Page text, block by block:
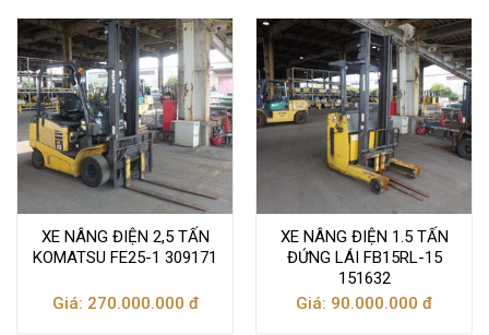
XE NÂNG ĐIỆN 2,5 TẤN
KOMATSU FE25-1 309171
Giá: 270.000.000 đ
XE NÂNG ĐIỆN 1.5 TẤN
ĐỨNG LÁI FB15RL-15
151632
Giá: 90.000.000 đ